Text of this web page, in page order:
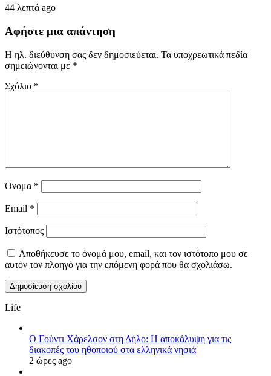
44 λεπτά ago
Αφήστε μια απάντηση
Η ηλ. διεύθυνση σας δεν δημοσιεύεται. Τα υποχρεωτικά πεδία
σημειώνονται με *
Σχόλιο *
Όνομα *
Email *
Ιστότοπος
Αποθήκευσε το όνομά μου, email, και τον ιστότοπο μου σε
αυτόν τον πλοηγό για την επόμενη φορά που θα σχολιάσω.
Life
Ο Γούντι Χάρελσον στη Δήλο: Η αποκάλυψη για τις
διακοπές του ηθοποιού στα ελληνικά νησιά
2 ώρες ago